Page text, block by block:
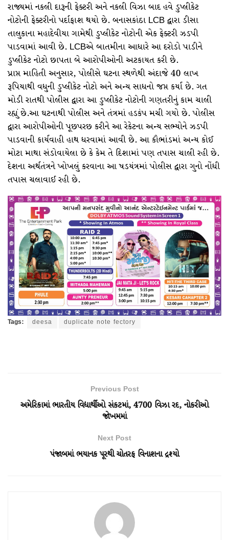
રાજ્યમાં નકલી દારૂની ફેક્ટરી અને નકલી વિઝા બાદ હવે ડુપ્લીકેટ
નોટોની ફેક્ટરીનો પર્દાફાશ થયો છે. બનાસકાંઠા LCB દ્વારા ડીસા
તાલુકાના મહાદેવીયા ગામેથી ડુપ્લીકેટ નોટોની એક ફેક્ટરી ઝડપી
પાડવામાં આવી છે. LCBએ બાતમીના આધારે આ દરોડો પાડીને
ડુપ્લીકેટ નોટો છાપતા બે આરોપીઓની અટકાયત કરી છે.
પ્રાપ્ત માહિતી અનુસાર, પોલીસે ઘટના સ્થળેથી અંદાજે 40 લાખ
રૂપિયાથી વધુની ડુપ્લીકેટ નોટો અને અન્ય સાધનો જપ્ત કર્યા છે. ગત
મોડી રાતથી પોલીસ દ્વારા આ ડુપ્લીકેટ નોટોની ગણતરીનું કામ ચાલી
રહ્યું છે.આ ઘટનાથી પોલીસ અને તંત્રમાં હડકંપ મચી ગયો છે. પોલીસ
દ્વારા આરોપીઓની પૂછપરછ કરીને આ રેકેટના અન્ય સભ્યોને ઝડપી
પાડવાની કાર્યવાહી હાથ ધરવામાં આવી છે. આ કૌભાંડમાં અન્ય કોઈ
મોટા માથા સંડોવાયેલા છે કે કેમ તે દિશામાં પણ તપાસ ચાલી રહી છે.
દેશના અર્થતંત્રને ખોખલું કરવાના આ ષડયંત્રમાં પોલીસ દ્વારા ગુનો નોંધી
તપાસ ચલાવાઈ રહી છે.
Tags: deesa duplicate note fectory
Previous Post
અમેરિકામાં ભારતીય વિદ્યાર્થીઓ સંકટમાં, 4700 વિઝા રદ, નોકરીઓ
જોખમમાં
Next Post
પંજાબમાં ભયાનક પૂરથી ચોતરફ વિનાશના દ્રશ્યો